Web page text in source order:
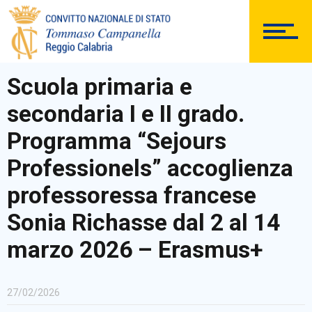
DOCUMENTAZIONE
PERSONALE
Comunicazioni Esterne
Scuola primaria e
secondaria I e II grado.
Programma “Sejours
Professionels” accoglienza
professoressa francese
Sonia Richasse dal 2 al 14
marzo 2026 – Erasmus+
27/02/2026